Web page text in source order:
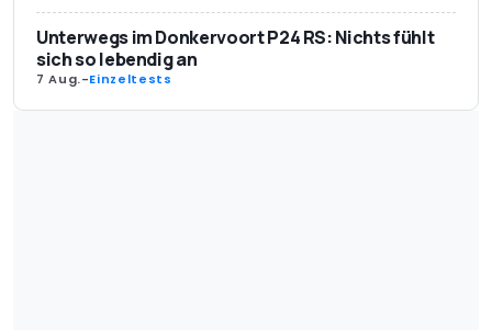
Unterwegs im Donkervoort P24 RS: Nichts fühlt
sich so lebendig an
7 Aug.-Einzeltests